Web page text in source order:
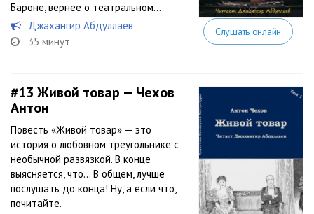
Бароне, вернее о театральном...
Джахангир Абдуллаев
35 минут
Слушать онлайн
#13 Живой товар — Чехов
Антон
Повесть «Живой товар» — это
история о любовном треугольнике с
необычной развязкой. В конце
выясняется, что… В общем, лучше
послушать до конца! Ну, а если что,
почитайте.